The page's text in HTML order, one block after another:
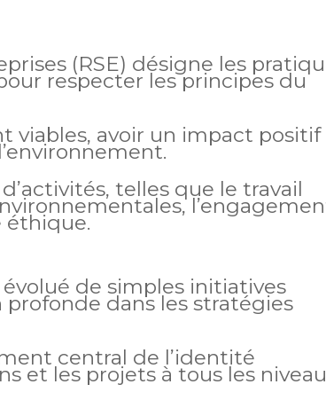
(RSE) désigne les
respecter les principes du
viables, avoir un impact positif
telles que le travail
éthique.
évolué de simples initiatives
dans les stratégies
central de l’identité
et les projets à tous les